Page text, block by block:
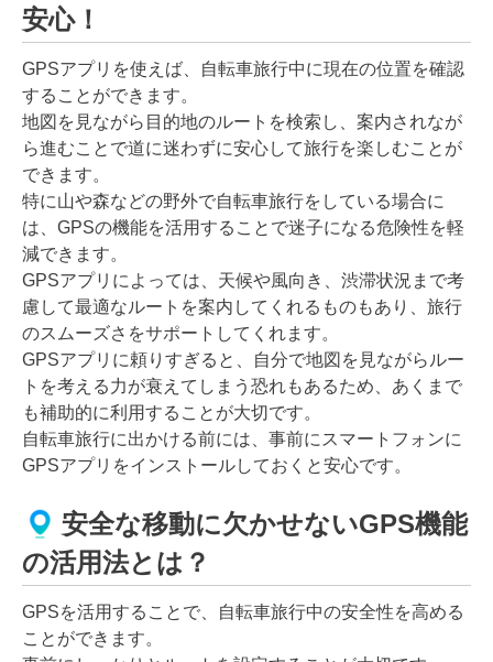
安心！
GPSアプリを使えば、自転車旅行中に現在の位置を確認
することができます。
地図を見ながら目的地のルートを検索し、案内されなが
ら進むことで道に迷わずに安心して旅行を楽しむことが
できます。
特に山や森などの野外で自転車旅行をしている場合に
は、GPSの機能を活用することで迷子になる危険性を軽
減できます。
GPSアプリによっては、天候や風向き、渋滞状況まで考
慮して最適なルートを案内してくれるものもあり、旅行
のスムーズさをサポートしてくれます。
GPSアプリに頼りすぎると、自分で地図を見ながらルー
トを考える力が衰えてしまう恐れもあるため、あくまで
も補助的に利用することが大切です。
自転車旅行に出かける前には、事前にスマートフォンに
GPSアプリをインストールしておくと安心です。
安全な移動に欠かせないGPS機能
の活用法とは？
GPSを活用することで、自転車旅行中の安全性を高める
ことができます。